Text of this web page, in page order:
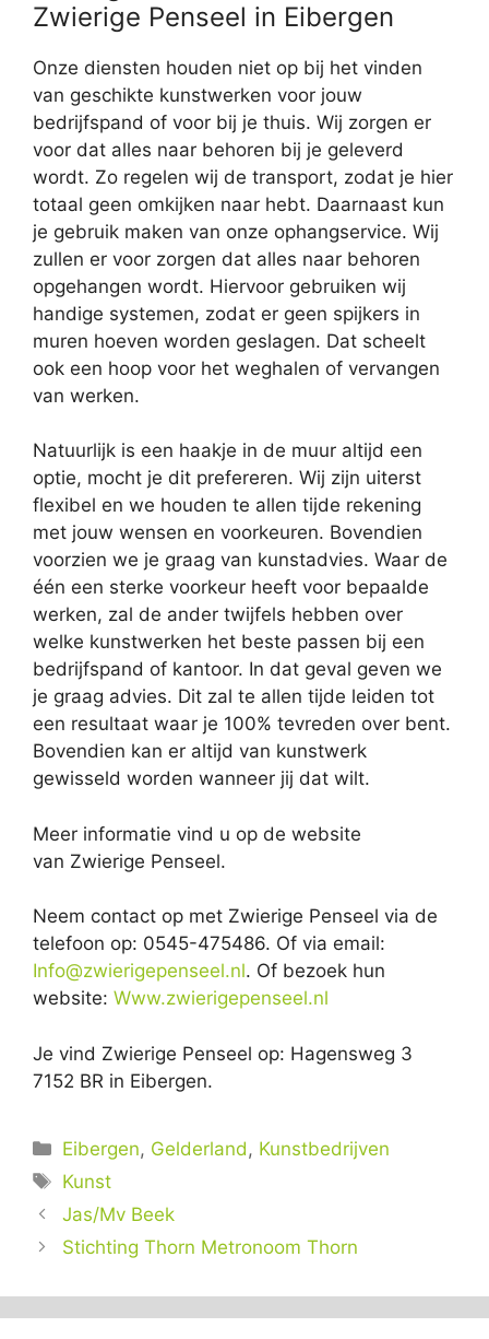
Zwierige Penseel in Eibergen
Onze diensten houden niet op bij het vinden
van geschikte kunstwerken voor jouw
bedrijfspand of voor bij je thuis. Wij zorgen er
voor dat alles naar behoren bij je geleverd
wordt. Zo regelen wij de transport, zodat je hier
totaal geen omkijken naar hebt. Daarnaast kun
je gebruik maken van onze ophangservice. Wij
zullen er voor zorgen dat alles naar behoren
opgehangen wordt. Hiervoor gebruiken wij
handige systemen, zodat er geen spijkers in
muren hoeven worden geslagen. Dat scheelt
ook een hoop voor het weghalen of vervangen
van werken.
Natuurlijk is een haakje in de muur altijd een
optie, mocht je dit prefereren. Wij zijn uiterst
flexibel en we houden te allen tijde rekening
met jouw wensen en voorkeuren. Bovendien
voorzien we je graag van kunstadvies. Waar de
één een sterke voorkeur heeft voor bepaalde
werken, zal de ander twijfels hebben over
welke kunstwerken het beste passen bij een
bedrijfspand of kantoor. In dat geval geven we
je graag advies. Dit zal te allen tijde leiden tot
een resultaat waar je 100% tevreden over bent.
Bovendien kan er altijd van kunstwerk
gewisseld worden wanneer jij dat wilt.
Meer informatie vind u op de website
van Zwierige Penseel.
Neem contact op met Zwierige Penseel via de
telefoon op: 0545-475486. Of via email:
Info@zwierigepenseel.nl. Of bezoek hun
website: Www.zwierigepenseel.nl
Je vind Zwierige Penseel op: Hagensweg 3
7152 BR in Eibergen.
Categorieën
Eibergen, Gelderland , Kunstbedrijven
Tags
Kunst
Jas/Mv Beek
Stichting Thorn Metronoom Thorn